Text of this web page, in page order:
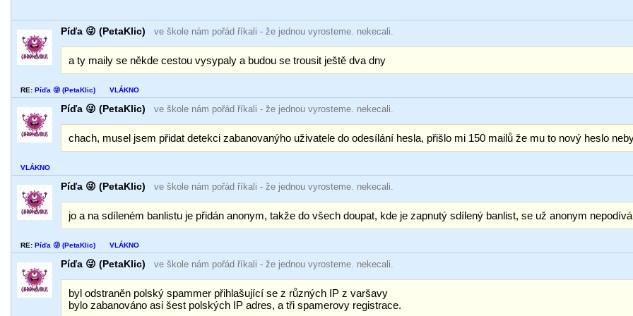
Píďa 😜 (PetaKlic) ve škole nám pořád říkali - že jednou vyrosteme. nekecali.
a ty maily se někde cestou vysypaly a budou se trousit ještě dva dny
RE:Píďa 😜 (PetaKlic) VLÁKNO
Píďa 😜 (PetaKlic) ve škole nám pořád říkali - že jednou vyrosteme. nekecali.
chach, musel jsem přidat detekci zabanovanýho uživatele do odesílání hesla, přišlo mi 150 mailů že mu to nový heslo
VLÁKNO
Píďa 😜 (PetaKlic) ve škole nám pořád říkali - že jednou vyrosteme. nekecali.
jo a na sdíleném banlistu je přidán anonym, takže do všech doupat, kde je zapnutý sdílený banlist, se už anonym
RE:Píďa 😜 (PetaKlic) VLÁKNO
Píďa 😜 (PetaKlic) ve škole nám pořád říkali - že jednou vyrosteme. nekecali.
byl odstraněn polský spammer přihlašující se z různých IP z varšavy
bylo zabanováno asi šest polských IP adres, a tři spamerovy registrace.